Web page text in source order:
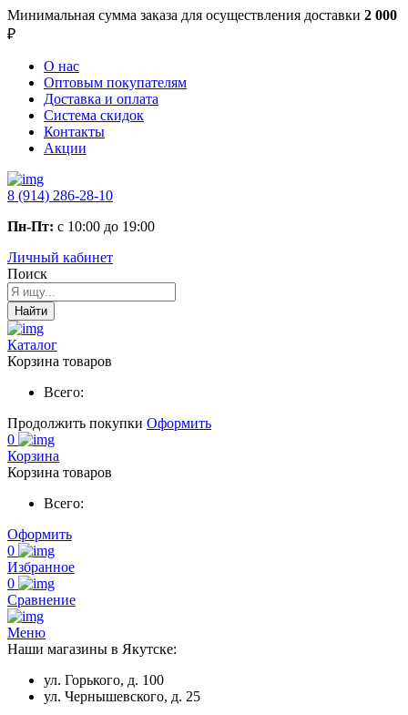
Минимальная сумма заказа для осуществления доставки 2 000
₽
О нас
Оптовым покупателям
Доставка и оплата
Система скидок
Контакты
Акции
8 (914) 286-28-10
Пн-Пт: с 10:00 до 19:00
Личный кабинет
Поиск
Найти
Каталог
Корзина товаров
Всего:
Продолжить покупки Оформить
0
Корзина
Корзина товаров
Всего:
Оформить
0
Избранное
0
Сравнение
Меню
Наши магазины в Якутске:
ул. Горького, д. 100
ул. Чернышевского, д. 25